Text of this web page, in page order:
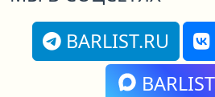
BARLIST.RU